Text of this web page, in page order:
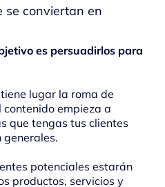
se conviertan en
es persuadirlos para
lugar la roma de
contenido empieza a
que tengas tus clientes
generales.
potenciales estarán
productos, servicios y